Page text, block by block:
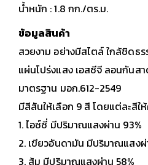
น้ำหนัก : 1.8 กก./ตร.ม.
ข้อมูลสินค้า
สวยงาม อย่างมีสไตล์ ใกล้ชิดธ
แผ่นโปร่งแสง เอสซีจี ลอนกันส
มาตรฐาน มอก.612-2549
มีสีสันให้เลือก 9 สี โดยแต่ละสี
1. ไอซ์ซี่ มีปริมาณแสงผ่าน 93%
2. เขียวอันดามัน มีปริมาณแสงผ่
3. ส้ม มีปริมาณแสงผ่าน 58%